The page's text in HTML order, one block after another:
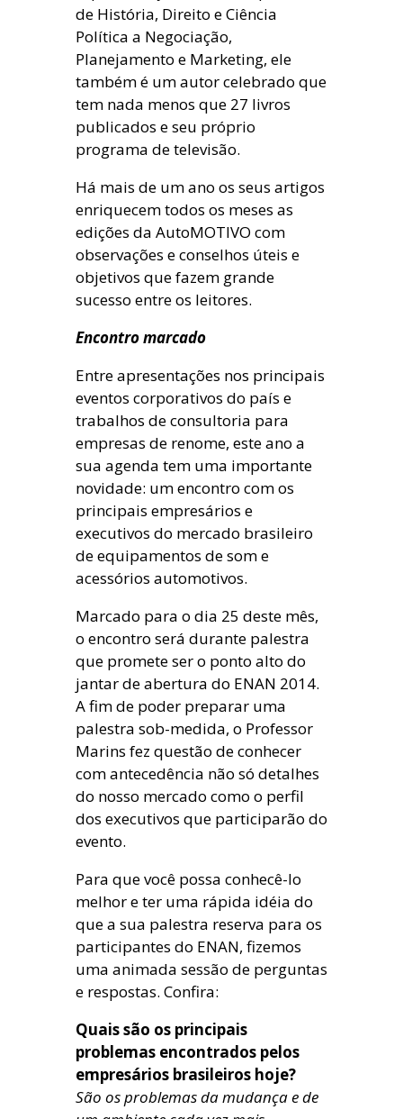
de História, Direito e Ciência
Política a Negociação,
Planejamento e Marketing, ele
também é um autor celebrado que
tem nada menos que 27 livros
publicados e seu próprio
programa de televisão.
Há mais de um ano os seus artigos
enriquecem todos os meses as
edições da AutoMOTIVO com
observações e conselhos úteis e
objetivos que fazem grande
sucesso entre os leitores.
Encontro marcado
Entre apresentações nos principais
eventos corporativos do país e
trabalhos de consultoria para
empresas de renome, este ano a
sua agenda tem uma importante
novidade: um encontro com os
principais empresários e
executivos do mercado brasileiro
de equipamentos de som e
acessórios automotivos.
Marcado para o dia 25 deste mês,
o encontro será durante palestra
que promete ser o ponto alto do
jantar de abertura do ENAN 2014.
A fim de poder preparar uma
palestra sob-medida, o Professor
Marins fez questão de conhecer
com antecedência não só detalhes
do nosso mercado como o perfil
dos executivos que participarão do
evento.
Para que você possa conhecê-lo
melhor e ter uma rápida idéia do
que a sua palestra reserva para os
participantes do ENAN, fizemos
uma animada sessão de perguntas
e respostas. Confira:
Quais são os principais
problemas encontrados pelos
empresários brasileiros hoje?
São os problemas da mudança e de